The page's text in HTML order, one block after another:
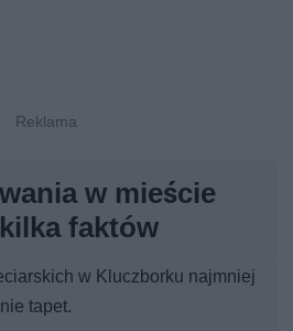
w mieście
faktów
w Kluczborku najmniej
tapet.